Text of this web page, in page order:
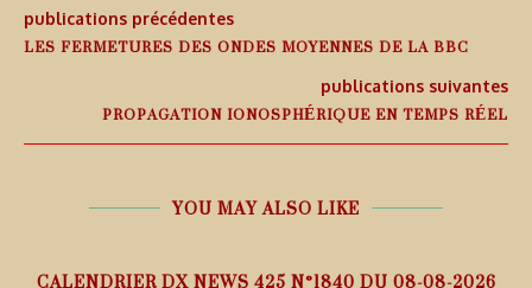
publications précédentes
LES FERMETURES DES ONDES MOYENNES DE LA BBC
publications suivantes
PROPAGATION IONOSPHÉRIQUE EN TEMPS RÉEL
YOU MAY ALSO LIKE